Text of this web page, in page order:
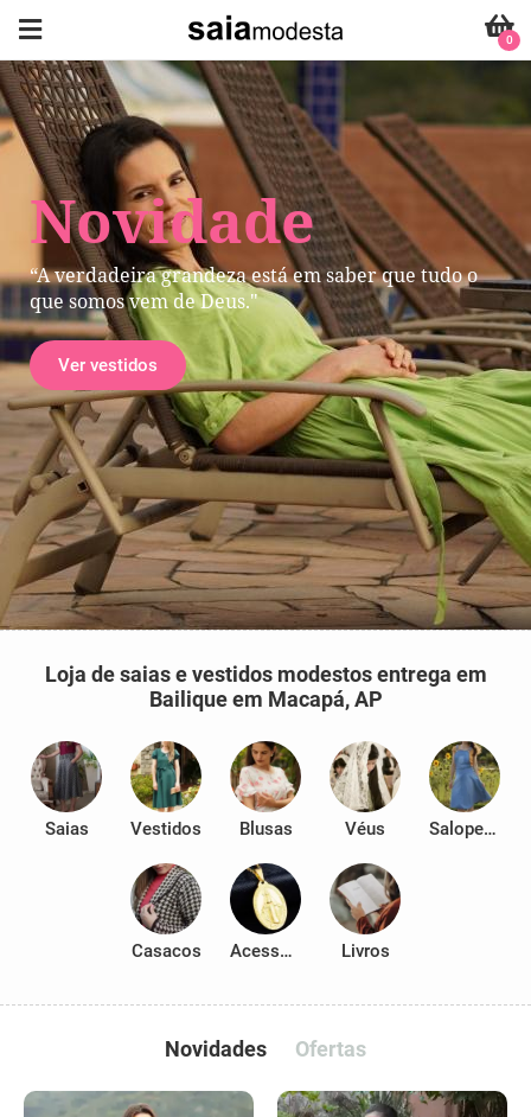
Novidade
“A verdadeira grandeza está em saber que tudo o
que somos vem de Deus."
Ver vestidos
0
Loja de saias e vestidos modestos entrega em
Bailique em Macapá, AP
Saias Vestidos Blusas Véus Salopetes
Casacos Acessórios Livros
Novidades Ofertas